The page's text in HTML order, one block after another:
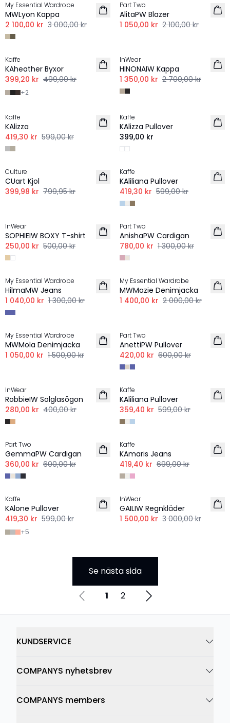
My Essential Wardrobe
MWLyon Kappa
2 100,00 kr 3 000,00 kr
LINNE
Part Two
AlitaPW Blazer
1 050,00 kr 2 100,00 kr
-20%
Kaffe
KAheather Byxor
399,20 kr 499,00 kr
+2
InWear
HINONAIW Kappa
1 350,00 kr 2 700,00 kr
-30%
Kaffe
KAlizza
419,30 kr 599,00 kr
Kaffe
KAlizza Pullover
399,00 kr
-50%
Culture
CUart Kjol
399,98 kr 799,95 kr
-30%
Kaffe
KAliliana Pullover
419,30 kr 599,00 kr
InWear
SOPHIEIW BOXY T-shirt
250,00 kr 500,00 kr
-40%
Part Two
AnishaPW Cardigan
780,00 kr 1 300,00 kr
-20%
My Essential Wardrobe
HilmaMW Jeans
1 040,00 kr 1 300,00 kr
-30%
My Essential Wardrobe
MWMazie Denimjacka
1 400,00 kr 2 000,00 kr
-30%
My Essential Wardrobe
MWMola Denimjacka
1 050,00 kr 1 500,00 kr
Part Two
AnettiPW Pullover
420,00 kr 600,00 kr
InWear
RobbieIW Solglasögon
280,00 kr 400,00 kr
-40%
Kaffe
KAliliana Pullover
359,40 kr 599,00 kr
-40%
Part Two
GemmaPW Cardigan
360,00 kr 600,00 kr
-40%
Kaffe
KAmaris Jeans
419,40 kr 699,00 kr
-30%
Kaffe
KAlone Pullover
419,30 kr 599,00 kr
+5
-50%
InWear
GAILIW Regnkläder
1 500,00 kr 3 000,00 kr
Se nästa sida
1 2
KUNDSERVICE
COMPANYS nyhetsbrev
COMPANYS members